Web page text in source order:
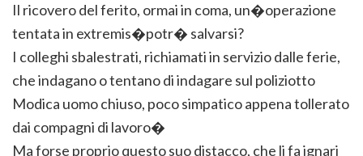
Il ricovero del ferito, ormai in coma, un�operazione
tentata in extremis�potr� salvarsi?
I colleghi sbalestrati, richiamati in servizio dalle ferie,
che indagano o tentano di indagare sul poliziotto
Modica uomo chiuso, poco simpatico appena tollerato
dai compagni di lavoro�
Ma forse proprio questo suo distacco, che li fa ignari